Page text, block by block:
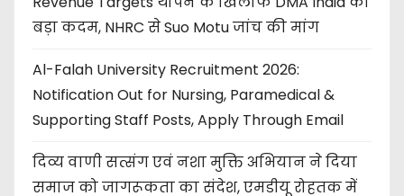
बड़ा कदम, NHRC से Suo Motu जांच की मांग
Al-Falah University Recruitment 2026:
Notification Out for Nursing, Paramedical &
Supporting Staff Posts, Apply Through Email
दिव्य वाणी सत्संग एवं नशा मुक्ति अभियान ने दिया
समाज को जागरूकता का संदेश, एमडीयू रोहतक में